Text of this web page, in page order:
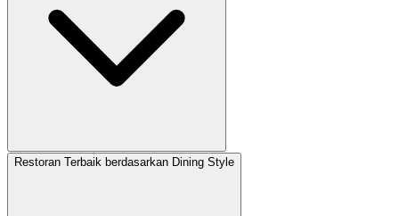
Restoran Terbaik berdasarkan Dining Style